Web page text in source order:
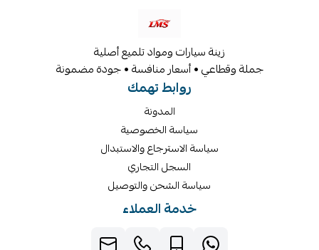
زينة سيارات ومواد تلميع أصلية
جملة وقطاعي • أسعار منافسة • جودة مضمونة
روابط تهمك
المدونة
سياسة الخصوصية
سياسة الاسترجاع والاستبدال
السجل التجاري
سياسة الشحن والتوصيل
خدمة العملاء